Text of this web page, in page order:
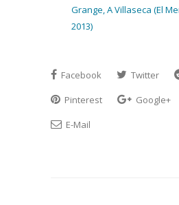
Grange, A Villaseca (El
2013)
Facebook Twitter
Pinterest
Google+
E-Mail